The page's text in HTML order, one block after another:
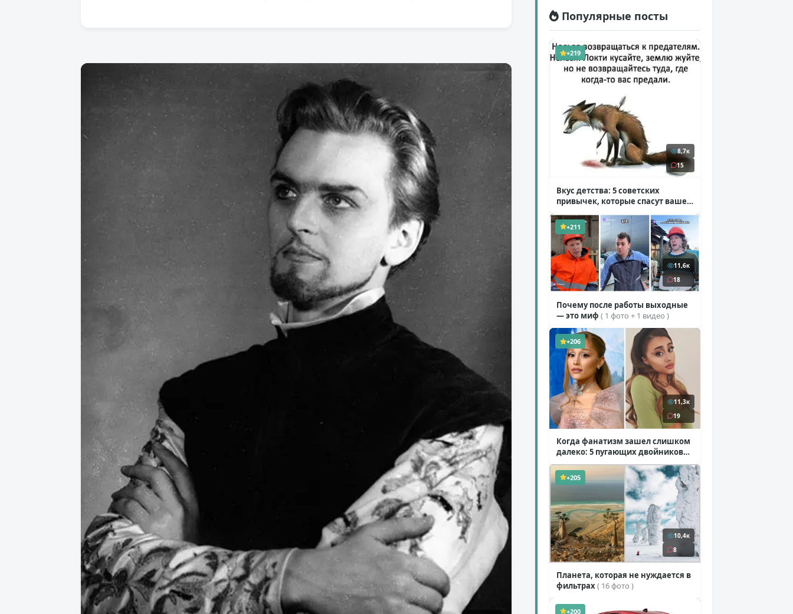
Популярные посты
+219
8,7к
15
Вкус детства: 5 советских
привычек, которые спасут ваше
+211
11,6к
18
Почему после работы выходные
— это миф ( 1 фото + 1 видео )
+206
11,3к
19
Когда фанатизм зашел слишком
далеко: 5 пугающих двойников
звезд( 10 фото )
+205
10,4к
8
Планета, которая не нуждается в
фильтрах( 16 фото )
+200